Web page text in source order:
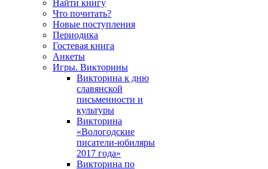
Найти книгу
Что почитать?
Новые поступления
Периодика
Гостевая книга
Анкеты
Игры. Викторины
Викторина к дню
славянской
письменности и
культуры
Викторина
«Вологодские
писатели-юбиляры
2017 года»
Викторина по